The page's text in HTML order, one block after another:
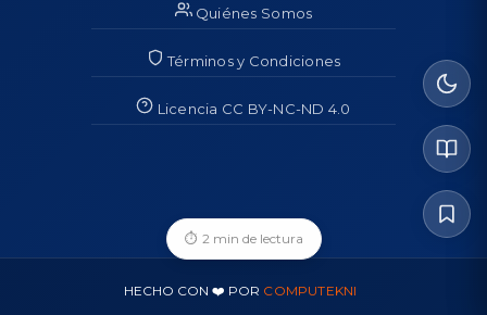
Quiénes Somos
Términos y Condiciones
Licencia CC BY-NC-ND 4.0
HECHO CON ❤️ POR COMPUTEKNI
⏱ 2 min de lectura